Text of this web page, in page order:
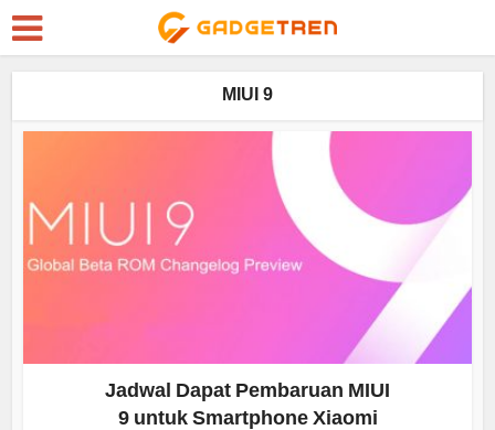
MIUI 9
Jadwal Dapat Pembaruan MIUI
9 untuk Smartphone Xiaomi